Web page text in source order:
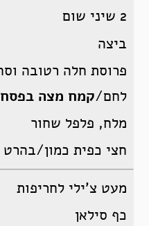
2 שיני שום
ביצה
לחם/קמח מצה בפסח
מלח, פלפל שחור
חצי כפית כמון/בהרט
מעט צ’ילי לחריפות
כף סילאן